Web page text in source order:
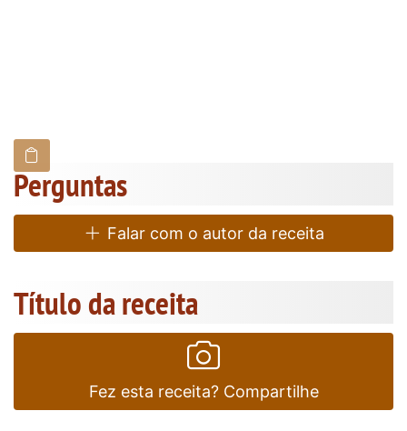
Perguntas
Falar com o autor da receita
Título da receita
Fez esta receita? Compartilhe